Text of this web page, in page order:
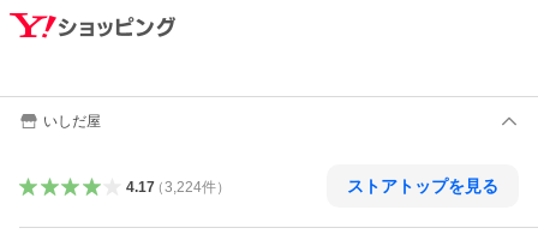
いしだ屋
4.17（3,224件） ストアトップを見る